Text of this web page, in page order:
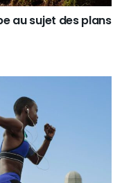
au sujet des plans